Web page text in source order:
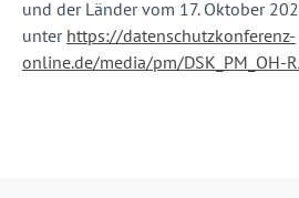
und der Länder vom 17. Oktober
unter https://datenschutzkonferenz-
online.de/media/pm/DSK_PM_OH-